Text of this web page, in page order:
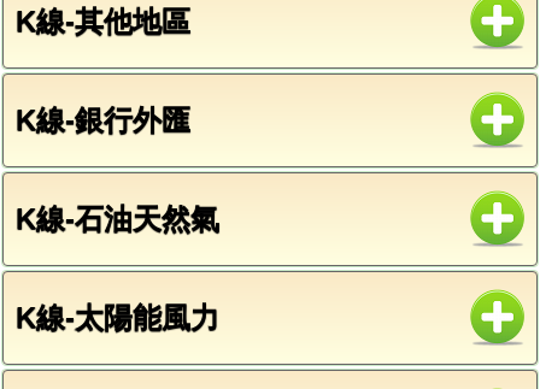
K線-其他地區
K線-銀行外匯
K線-石油天然氣
K線-太陽能風力